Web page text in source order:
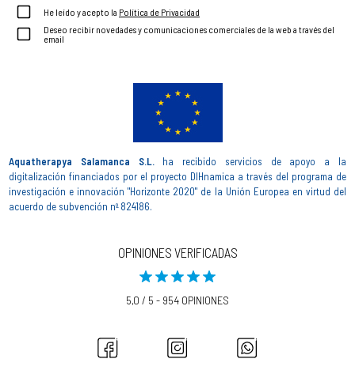
He leído y acepto la Política de Privacidad
Deseo recibir novedades y comunicaciones comerciales de la web a través del
email
Aquatherapya Salamanca S.L.ha recibido servicios de apoyo a la
digitalización financiados por el proyecto DIHnamica a través del programa de
investigación e innovación "Horizonte 2020" de la Unión Europea en virtud del
acuerdo de subvención nº 824186.
OPINIONES VERIFICADAS
5,0 / 5 - 954 OPINIONES